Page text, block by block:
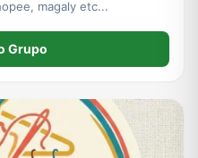
magaly etc...
Grupo